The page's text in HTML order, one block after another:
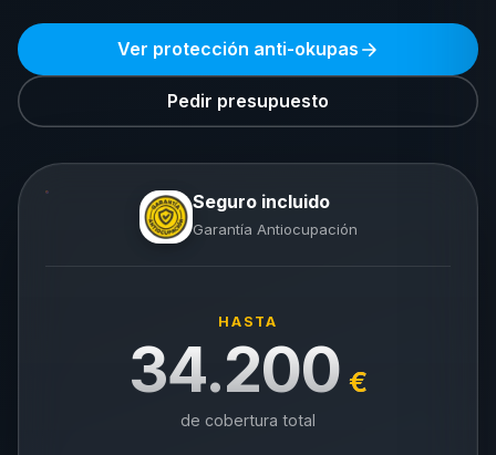
Ver protección anti-okupas
Pedir presupuesto
Seguro incluido
Garantía Antiocupación
HASTA
34.200 €
de cobertura total